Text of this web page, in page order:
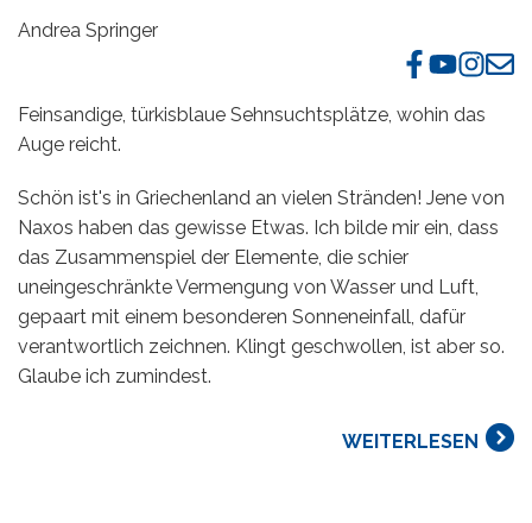
Andrea Springer
Feinsandige, türkisblaue Sehnsuchtsplätze, wohin das
Auge reicht.
Schön ist's in Griechenland an vielen Stränden! Jene von
Naxos haben das gewisse Etwas. Ich bilde mir ein, dass
das Zusammenspiel der Elemente, die schier
uneingeschränkte Vermengung von Wasser und Luft,
gepaart mit einem besonderen Sonneneinfall, dafür
verantwortlich zeichnen. Klingt geschwollen, ist aber so.
Glaube ich zumindest.
WEITERLESEN